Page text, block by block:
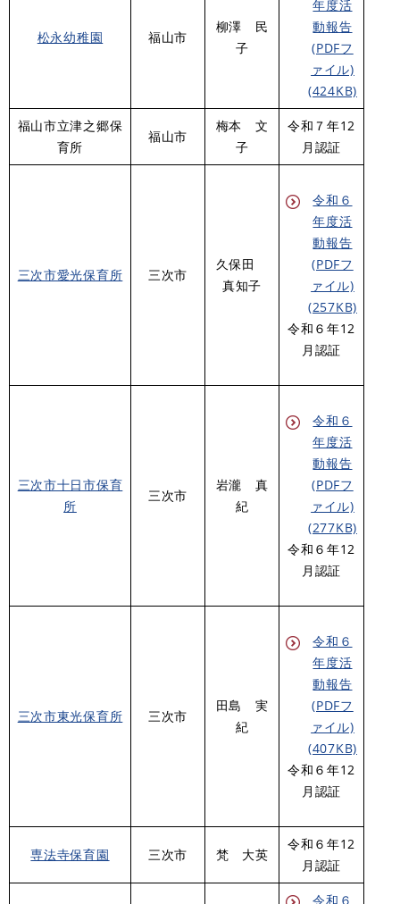
松永幼稚園 福山市
柳澤 民
子
年度活
動報告
(PDFフ
ァイル)
(424KB)
福山市立津之郷保
育所
福山市
梅本 文
子
令和７年12
月認証
三次市愛光保育所 三次市
久保田
真知子
令和６
年度活
動報告
(PDFフ
ァイル)
(257KB)
​令和６年12
月認証
三次市十日市保育
所
三次市
岩瀧 真
紀
令和６
年度活
動報告
(PDFフ
ァイル)
(277KB)
令和６年12
月認証
三次市東光保育所 三次市
田島 実
紀
令和６
年度活
動報告
(PDFフ
ァイル)
(407KB)
令和６年12
月認証
専法寺保育園 三次市 梵 大英
令和６年12
月認証
令和６